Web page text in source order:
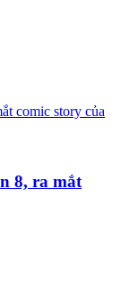
8, ra mắt